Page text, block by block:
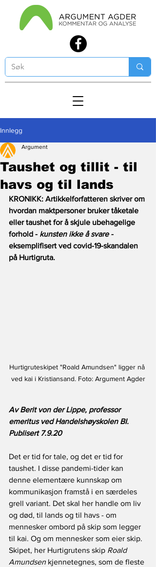
Innlegg
Taushet og tillit - til
havs og til lands
Argument
KRONIKK: Artikkelforfatteren skriver om
hvordan maktpersoner bruker tåketale
eller taushet for å skjule ubehagelige
forhold - kunsten ikke å svare -
eksemplifisert ved covid-19-skandalen
på Hurtigruta.
Hurtigruteskipet "Roald Amundsen" ligger nå
ved kai i Kristiansand. Foto: Argument Agder
Av Berit von der Lippe, professor
emeritus ved Handelshøyskolen BI.
Publisert 7.9.20
Det er tid for tale, og det er tid for
taushet. I disse pandemi-tider kan
denne elementære kunnskap om
kommunikasjon framstå i en særdeles
grell variant. Det skal her handle om liv
og død, til lands og til havs - om
mennesker ombord på skip som legger
til kai. Og om mennesker som eier skip.
Skipet, her Hurtigrutens skip Roald
Amundsen kjennetegnes, som de fleste